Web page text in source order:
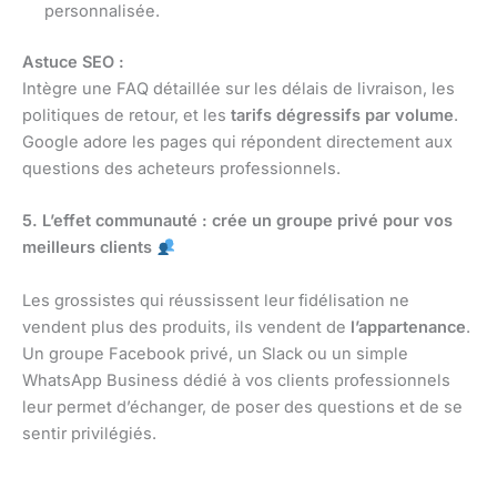
personnalisée.
Astuce SEO :
Intègre une FAQ détaillée sur les délais de livraison, les
politiques de retour, et les tarifs dégressifs par volume.
Google adore les pages qui répondent directement aux
questions des acheteurs professionnels.
5. L’effet communauté : crée un groupe privé pour vos
meilleurs clients
Les grossistes qui réussissent leur fidélisation ne
vendent plus des produits, ils vendent de l’appartenance.
Un groupe Facebook privé, un Slack ou un simple
WhatsApp Business dédié à vos clients professionnels
leur permet d’échanger, de poser des questions et de se
sentir privilégiés.